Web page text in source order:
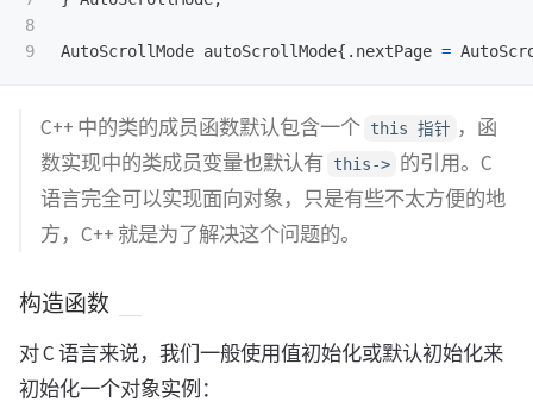
8
AutoScrollMode autoScrollMode{. nextPage =
C++ 中的类的成员函数默认包含一个 this 指针 ，函
数实现中的类成员变量也默认有 this-> 的引用。C
语言完全可以实现面向对象，只是有些不太方便的地
方，C++ 就是为了解决这个问题的。
构造函数
对 C 语言来说，我们一般使用值初始化或默认初始化来
初始化一个对象实例：